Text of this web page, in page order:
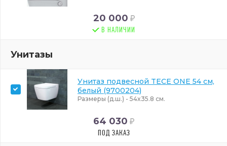
20 000
В НАЛИЧИИ
Унитазы
Унитаз подвесной TECE ONE 54 см,
белый (9700204)
Размеры (д.ш.) - 54x35.8 см.
64 030
ПОД ЗАКАЗ